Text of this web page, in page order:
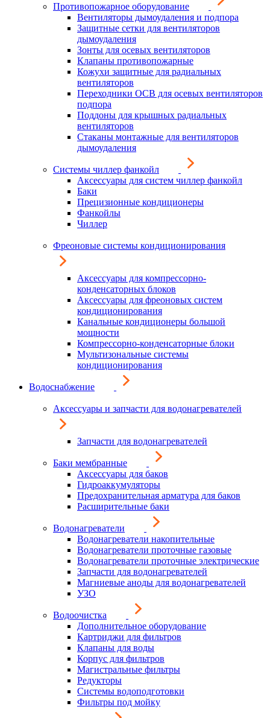
Противопожарное оборудование
Вентиляторы дымоудаления и подпора
Защитные сетки для вентиляторов
дымоудаления
Зонты для осевых вентиляторов
Клапаны противопожарные
Кожухи защитные для радиальных
вентиляторов
Переходники ОСВ для осевых вентиляторов
подпора
Поддоны для крышных радиальных
вентиляторов
Стаканы монтажные для вентиляторов
дымоудаления
Системы чиллер фанкойл
Аксессуары для систем чиллер фанкойл
Баки
Прецизионные кондиционеры
Фанкойлы
Чиллер
Фреоновые системы кондиционирования
Аксессуары для компрессорно-
конденсаторных блоков
Аксессуары для фреоновых систем
кондиционирования
Канальные кондиционеры большой
мощности
Компрессорно-конденсаторные блоки
Мультизональные системы
кондиционирования
Водоснабжение
Аксессуары и запчасти для водонагревателей
Запчасти для водонагревателей
Баки мембранные
Аксессуары для баков
Гидроаккумуляторы
Предохранительная арматура для баков
Расширительные баки
Водонагреватели
Водонагреватели накопительные
Водонагреватели проточные газовые
Водонагреватели проточные электрические
Запчасти для водонагревателей
Магниевые аноды для водонагревателей
УЗО
Водоочистка
Дополнительное оборудование
Картриджи для фильтров
Клапаны для воды
Корпус для фильтров
Магистральные фильтры
Редукторы
Системы водоподготовки
Фильтры под мойку